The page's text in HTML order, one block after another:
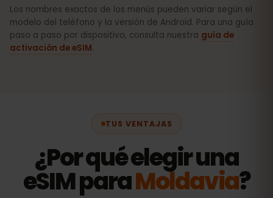
Los nombres exactos de los menús pueden variar según el
modelo del teléfono y la versión de Android. Para una guía
paso a paso por dispositivo, consulta nuestra guía de
activación de eSIM.
TUS VENTAJAS
¿Por qué elegir una
eSIM paraMoldavia?